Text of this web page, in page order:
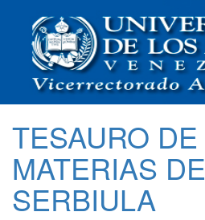
TESAURO DE
MATERIAS DE
SERBIULA